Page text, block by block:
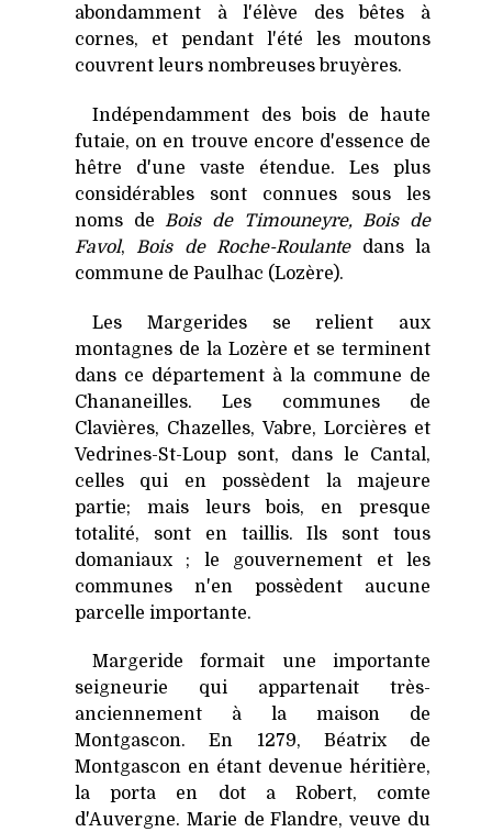
abondamment à l'élève des bêtes à
cornes, et pendant l'été les moutons
couvrent leurs nombreuses bruyères.
Indépendamment des bois de haute
futaie, on en trouve encore d'essence de
hêtre d'une vaste étendue. Les plus
considérables sont connues sous les
noms de Bois de Timouneyre, Bois de
Favol, Bois de Roche-Roulantedans la
commune de Paulhac (Lozère).
Les Margerides se relient aux
montagnes de la Lozère et se terminent
dans ce département à la commune de
Chananeilles. Les communes de
Clavières, Chazelles, Vabre, Lorcières et
Vedrines-St-Loup sont, dans le Cantal,
celles qui en possèdent la majeure
partie; mais leurs bois, en presque
totalité, sont en taillis. Ils sont tous
domaniaux ; le gouvernement et les
communes n'en possèdent aucune
parcelle importante.
Margeride formait une importante
seigneurie qui appartenait très-
anciennement à la maison de
Montgascon. En 1279, Béatrix de
Montgascon en étant devenue héritière,
la porta en dot a Robert, comte
d'Auvergne. Marie de Flandre, veuve du